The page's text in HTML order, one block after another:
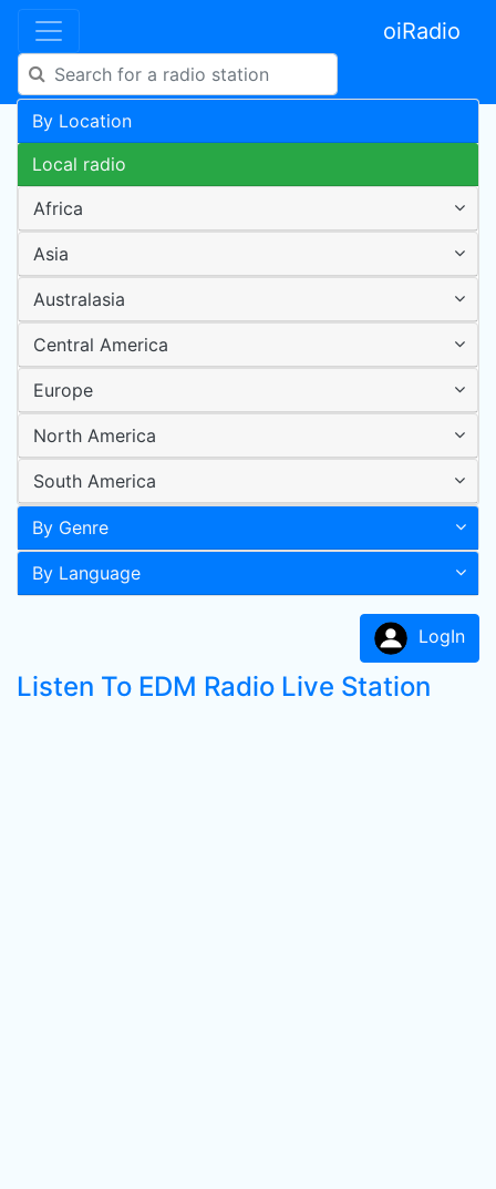
oiRadio
By Location
Local radio
Africa
Asia
Australasia
Central America
Europe
North America
South America
By Genre
By Language
LogIn
Listen To EDM Radio Live Station